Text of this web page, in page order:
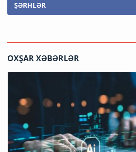
ŞƏRHLƏR
OXŞAR XƏBƏRLƏR